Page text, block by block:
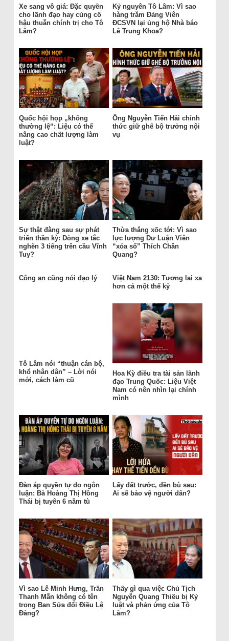
Xe sang vô giá: Đặc quyền
cho lãnh đạo hay củng cố
hậu thuẫn chính trị cho Tô
Lâm?
Kỷ nguyên Tô Lâm: Vì sao
hàng trăm Đảng Viên
ĐCSVN lại ủng hộ Nhà báo
Lê Trung Khoa?
Quốc hội họp „không
thường lệ“: Liệu có thể
nâng cao chất lượng làm
luật?
Ông Nguyễn Tiến Hải chính
thức giữ ghế bộ trưởng nội
vụ
Sự thật đằng sau sự phát
triển thần kỳ: Dòng xe tắc
nghẽn 3 tiếng trên cầu Vĩnh
Tuy?
Thừa thắng xốc tới: Vì sao
lực lượng Dư Luận Viên
“xóa sổ” Thích Chân
Quang?
Công an cũng nói đạo lý
Việt Nam 2130: Tương lai xa
hơn cả một thế kỷ
Tô Lâm nói “thuận cán bộ,
khổ nhân dân” – Lời nói
mới, cách làm cũ
Hoa Kỳ điều tra tài sản lãnh
đạo Trung Quốc: Liệu Việt
Nam có nên nhìn lại chính
mình
Đàn áp quyền tự do ngôn
luận: Bà Hoàng Thị Hồng
Thái bị tuyên 6 năm tù
Lấy đất trước, đền bù sau:
Ai sẽ bảo vệ người dân?
Vì sao Lê Minh Hưng, Trần
Thanh Mẫn không có tên
trong Ban Sửa đổi Điều Lệ
Đảng?
Thấy gì qua việc Chủ Tịch
Nguyễn Quang Thiều bị Kỷ
luật và phản ứng của Tô
Lâm?